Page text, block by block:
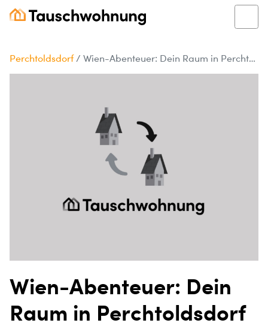
Perchtoldsdorf / Wien-Abenteuer: Dein Raum in Perchtoldsdorf
Wien-Abenteuer: Dein
Raum in Perchtoldsdorf